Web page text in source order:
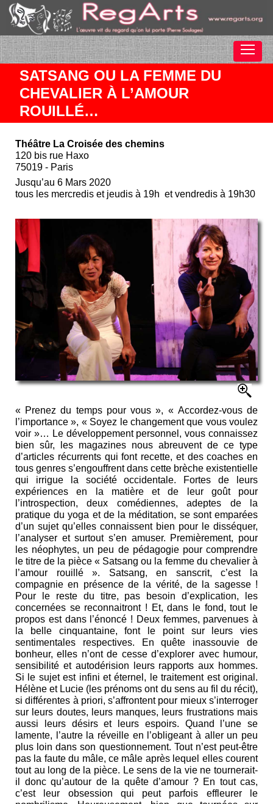
SATSANG OU LA FEMME DU
CHEVALIER À L’AMOUR
ROUILLÉ…
Théâtre La Croisée des chemins
120 bis rue Haxo
75019 - Paris
Jusqu’au 6 Mars 2020
tous les mercredis et jeudis à 19h et vendredis à 19h30
« Prenez du temps pour vous », « Accordez-vous de
l’importance », « Soyez le changement que vous voulez
voir »… Le développement personnel, vous connaissez
bien sûr, les magazines nous abreuvent de ce type
d’articles récurrents qui font recette, et des coaches en
tous genres s’engouffrent dans cette brèche existentielle
qui irrigue la société occidentale. Fortes de leurs
expériences en la matière et de leur goût pour
l’introspection, deux comédiennes, adeptes de la
pratique du yoga et de la méditation, se sont emparées
d’un sujet qu’elles connaissent bien pour le disséquer,
l’analyser et surtout s’en amuser. Premièrement, pour
les néophytes, un peu de pédagogie pour comprendre
le titre de la pièce « Satsang ou la femme du chevalier à
l’amour rouillé ». Satsang, en sanscrit, c’est la
compagnie en présence de la vérité, de la sagesse !
Pour le reste du titre, pas besoin d’explication, les
concernées se reconnaitront ! Et, dans le fond, tout le
propos est dans l’énoncé ! Deux femmes, parvenues à
la belle cinquantaine, font le point sur leurs vies
sentimentales respectives. En quête inassouvie de
bonheur, elles n’ont de cesse d’explorer avec humour,
sensibilité et autodérision leurs rapports aux hommes.
Si le sujet est infini et éternel, le traitement est original.
Hélène et Lucie (les prénoms ont du sens au fil du récit),
si différentes à priori, s’affrontent pour mieux s’interroger
sur leurs doutes, leurs manques, leurs frustrations mais
aussi leurs désirs et leurs espoirs. Quand l’une se
lamente, l’autre la réveille en l’obligeant à aller un peu
plus loin dans son questionnement. Tout n’est peut-être
pas la faute du mâle, ce mâle après lequel elles courent
tout au long de la pièce. Le sens de la vie ne tournerait-
il donc qu’autour de la quête d’amour ? En tout cas,
c’est leur obsession qui peut parfois effleurer le